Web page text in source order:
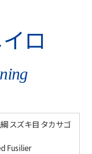
ロ
スズキ目 タカサゴ
Fusilier